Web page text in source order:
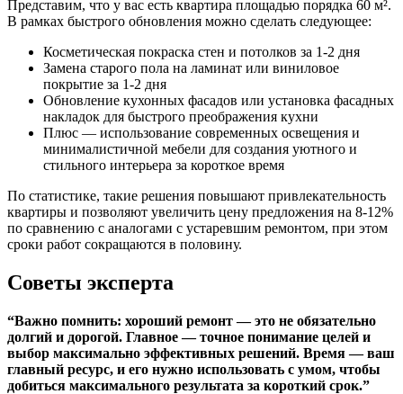
Представим, что у вас есть квартира площадью порядка 60 м².
В рамках быстрого обновления можно сделать следующее:
Косметическая покраска стен и потолков за 1-2 дня
Замена старого пола на ламинат или виниловое
покрытие за 1-2 дня
Обновление кухонных фасадов или установка фасадных
накладок для быстрого преображения кухни
Плюс — использование современных освещения и
минималистичной мебели для создания уютного и
стильного интерьера за короткое время
По статистике, такие решения повышают привлекательность
квартиры и позволяют увеличить цену предложения на 8-12%
по сравнению с аналогами с устаревшим ремонтом, при этом
сроки работ сокращаются в половину.
Советы эксперта
“Важно помнить: хороший ремонт — это не обязательно
долгий и дорогой. Главное — точное понимание целей и
выбор максимально эффективных решений. Время — ваш
главный ресурс, и его нужно использовать с умом, чтобы
добиться максимального результата за короткий срок.”